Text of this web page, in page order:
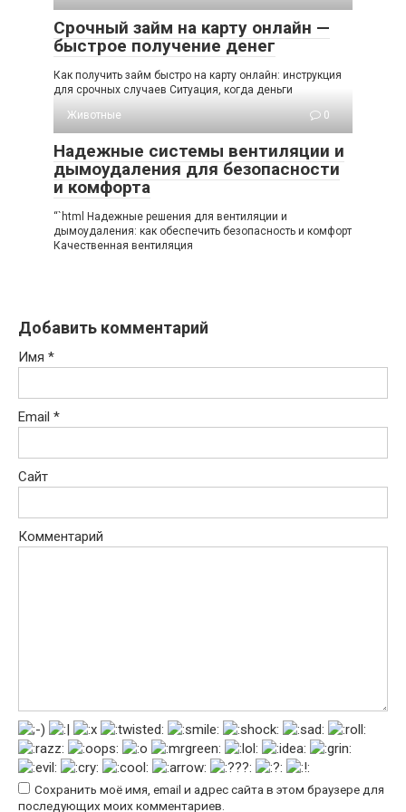
Срочный займ на карту онлайн —
быстрое получение денег
Как получить займ быстро на карту онлайн: инструкция
для срочных случаев Ситуация, когда деньги
Животные
0
Надежные системы вентиляции и
дымоудаления для безопасности
и комфорта
“`html Надежные решения для вентиляции и
дымоудаления: как обеспечить безопасность и комфорт
Качественная вентиляция
Добавить комментарий
Имя *
Email *
Сайт
Комментарий
Сохранить моё имя, email и адрес сайта в этом браузере для
последующих моих комментариев.